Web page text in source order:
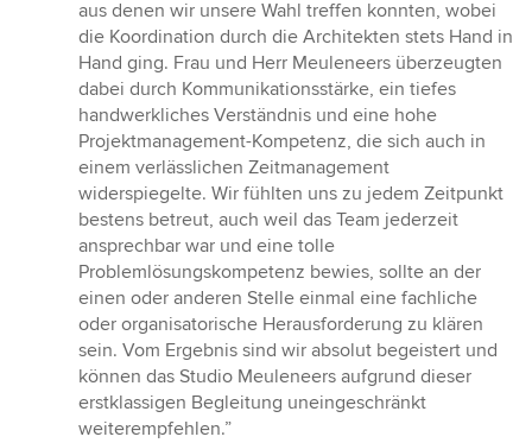
aus denen wir unsere Wahl treffen konnten, wobei
die Koordination durch die Architekten stets Hand in
Hand ging. Frau und Herr Meuleneers überzeugten
dabei durch Kommunikationsstärke, ein tiefes
handwerkliches Verständnis und eine hohe
Projektmanagement-Kompetenz, die sich auch in
einem verlässlichen Zeitmanagement
widerspiegelte. Wir fühlten uns zu jedem Zeitpunkt
bestens betreut, auch weil das Team jederzeit
ansprechbar war und eine tolle
Problemlösungskompetenz bewies, sollte an der
einen oder anderen Stelle einmal eine fachliche
oder organisatorische Herausforderung zu klären
sein. Vom Ergebnis sind wir absolut begeistert und
können das Studio Meuleneers aufgrund dieser
erstklassigen Begleitung uneingeschränkt
weiterempfehlen.”